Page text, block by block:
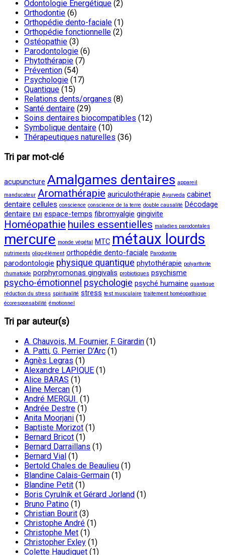
Odontologie Energétique (2)
Orthodontie (6)
Orthopédie dento-faciale (1)
Orthopédie fonctionnelle (2)
Ostéopathie (3)
Parodontologie (6)
Phytothérapie (7)
Prévention (54)
Psychologie (17)
Quantique (15)
Relations dents/organes (8)
Santé dentaire (29)
Soins dentaires biocompatibles (12)
Symbolique dentaire (10)
Thérapeutiques naturelles (36)
Tri par mot-clé
acupuncture Amalgames dentaires appareil
manducateur Aromathérapie auriculothérapie Ayurveda cabinet
dentaire cellules conscience conscience de la terre double causalité Décodage
dentaire EMI espace-temps fibromyalgie gingivite
Homéopathie huiles essentielles maladies parodontales
mercure monde végétal MTC métaux lourds
nutriments oligo-élément orthopédie dento-faciale Parodontite
parodontologie physique quantique phytothérapie polyarthrite
rhumatoïde porphyromonas gingivalis probiotiques psychisme
psycho-émotionnel psychologie psyché humaine quantique
réduction du stress spiritualité stress test musculaire traitement homéopathique
écoresponsabilité émotionnel
Tri par auteur(s)
A. Chauvois, M. Fournier, F. Girardin (1)
A. Patti, G. Perrier D’Arc (1)
Agnès Legras (1)
Alexandre LAPIQUE (1)
Alice BARAS (1)
Aline Mercan (1)
André MERGUI (1)
Andrée Destre (1)
Anita Moorjani (1)
Baptiste Morizot (1)
Bernard Bricot (1)
Bernard Darraillans (1)
Bernard Vial (1)
Bertold Chales de Beaulieu (1)
Blandine Calais-Germain (1)
Blandine Petit (1)
Boris Cyrulnik et Gérard Jorland (1)
Bruno Patino (1)
Christian Bourit (3)
Christophe André (1)
Christophe Met (1)
Christopher Exley (1)
Colette Haudiquet (1)